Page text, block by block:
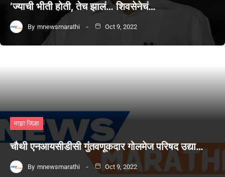
‘ज्याची भीती होती, तेच झालं… शिवसेनेचं…
By mnewsmarathi Oct 9, 2022
माझा जिल्हा
चौथी एनआयसीडीसी गुंतवणूकदार गोलमेज परिषद उद्या…
By mnewsmarathi Oct 9, 2022